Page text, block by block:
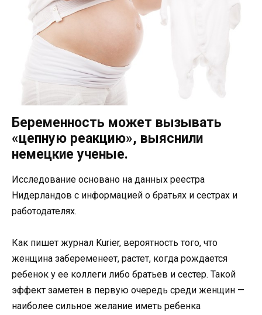
Беременность может вызывать
«цепную реакцию», выяснили
немецкие ученые.
Исследование основано на данных реестра
Нидерландов с информацией о братьях и сестрах и
работодателях.
Как пишет журнал Kurier, вероятность того, что
женщина забеременеет, растет, когда рождается
ребенок у ее коллеги либо братьев и сестер. Такой
эффект заметен в первую очередь среди женщин —
наиболее сильное желание иметь ребенка